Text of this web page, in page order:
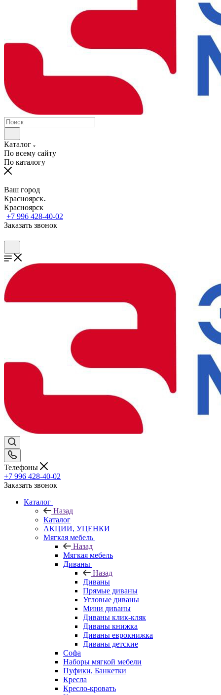
Каталог
По всему сайту
По каталогу
Ваш город
Красноярск
Красноярск
+7 996 428-40-02
Заказать звонок
Телефоны
+7 996 428-40-02
Заказать звонок
Каталог
Назад
Каталог
АКЦИИ, УЦЕНКИ
Мягкая мебель
Назад
Мягкая мебель
Диваны
Назад
Диваны
Прямые диваны
Угловые диваны
Мини диваны
Диваны клик-кляк
Диваны книжка
Диваны еврокнижка
Диваны детские
Софа
Наборы мягкой мебели
Пуфики, Банкетки
Кресла
Кресло-кровать